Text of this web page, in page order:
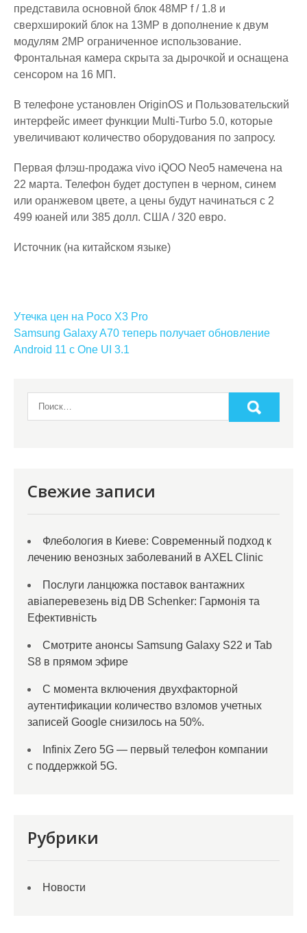
представила основной блок 48MP f / 1.8 и
сверхширокий блок на 13MP в дополнение к двум
модулям 2MP ограниченное использование.
Фронтальная камера скрыта за дырочкой и оснащена
сенсором на 16 МП.
В телефоне установлен OriginOS и Пользовательский
интерфейс имеет функции Multi-Turbo 5.0, которые
увеличивают количество оборудования по запросу.
Первая флэш-продажа vivo iQOO Neo5 намечена на
22 марта. Телефон будет доступен в черном, синем
или оранжевом цвете, а цены будут начинаться с 2
499 юаней или 385 долл. США / 320 евро.
Источник (на китайском языке)
Навигация
по
записям
Утечка цен на Poco X3 Pro
Samsung Galaxy A70 теперь получает обновление
Android 11 с One UI 3.1
Свежие записи
Флебология в Киеве: Современный подход к
лечению венозных заболеваний в AXEL Clinic
Послуги ланцюжка поставок вантажних
авіаперевезень від DB Schenker: Гармонія та
Ефективність
Смотрите анонсы Samsung Galaxy S22 и Tab
S8 в прямом эфире
С момента включения двухфакторной
аутентификации количество взломов учетных
записей Google снизилось на 50%.
Infinix Zero 5G — первый телефон компании
с поддержкой 5G.
Рубрики
Новости